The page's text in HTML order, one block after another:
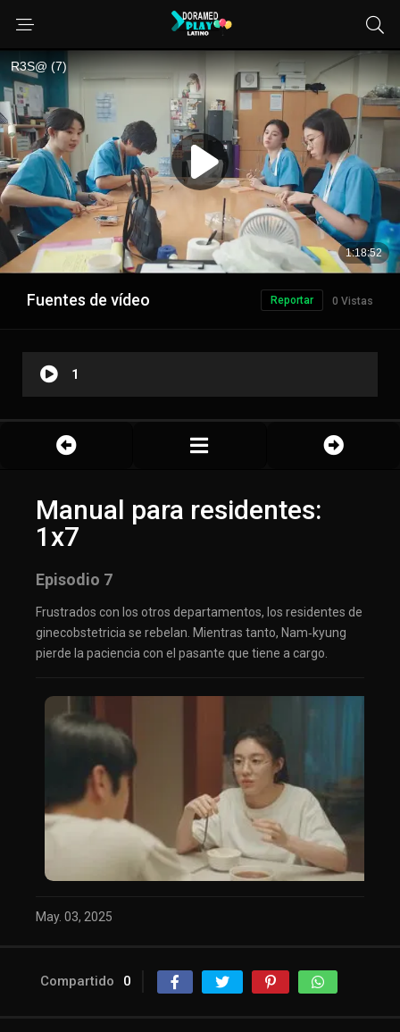
Fuentes de vídeo 0 Vistas
Reportar
1
Manual para residentes:
1x7
Episodio 7
Frustrados con los otros departamentos, los residentes de
ginecobstetricia se rebelan. Mientras tanto, Nam‑kyung
pierde la paciencia con el pasante que tiene a cargo.
May. 03, 2025
Compartido 0